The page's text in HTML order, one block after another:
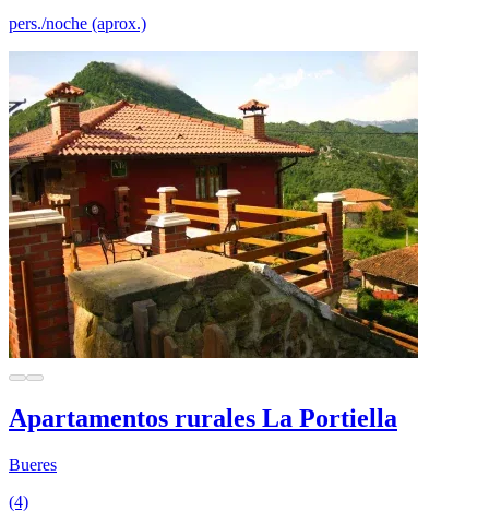
pers./noche (aprox.)
Apartamentos rurales La Portiella
Bueres
(4)